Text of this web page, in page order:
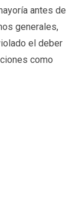
antes de
generales,
el deber
como